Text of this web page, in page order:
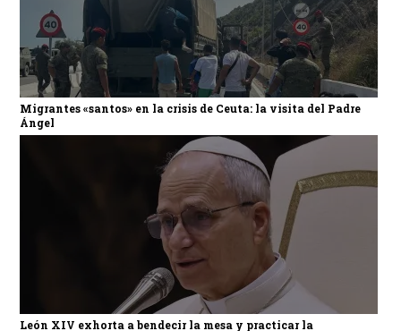
Migrantes «santos» en la crisis de Ceuta: la visita del Padre
Ángel
León XIV exhorta a bendecir la mesa y practicar la